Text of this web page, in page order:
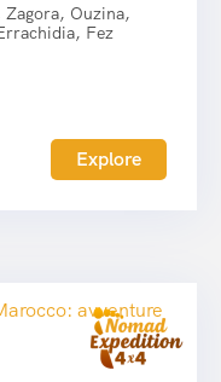
Zagora, Ouzina,
Fez
Explore